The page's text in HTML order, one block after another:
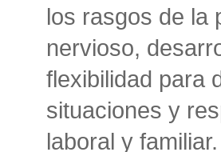
los rasgos de la
nervioso,
flexibilidad para
situaciones y
laboral y